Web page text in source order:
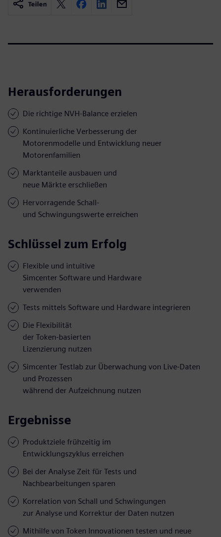
Teilen
Herausforderungen
Die richtige NVH-Balance erzielen
Kontinuierliche Verbesserung der
Motorenmodelle und Entwicklung neuer
Motorenfamilien
Marktanteile ausbauen und
neue Märkte erschließen
Hervorragende Schall-
und Schwingungswerte erreichen
Schlüssel zum Erfolg
Flexible und intuitive
Simcenter Software und Hardware
verwenden
Tests mittels Software und Hardware integrieren
Die Flexibilität
der Token-basierten
Lizenzierung nutzen
Simcenter Testlab zur Überwachung von Live-Daten
und Prozessen
während der Aufzeichnung nutzen
Ergebnisse
Produktziele frühzeitig im
Entwicklungszyklus erreichen
Bei der Analyse Zeit für Tests und
Nachbearbeitungen sparen
Korrelation von Schall und Schwingungen
zur Analyse und Korrektur der Daten nutzen
Mithilfe von Token Innovationen testen und neue